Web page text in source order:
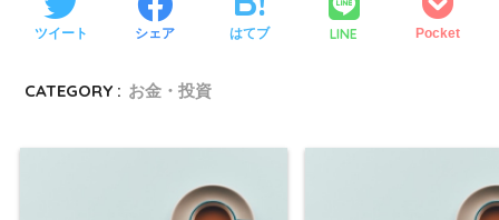
ツイート シェア はてブ LINE Pocket
CATEGORY : お金・投資